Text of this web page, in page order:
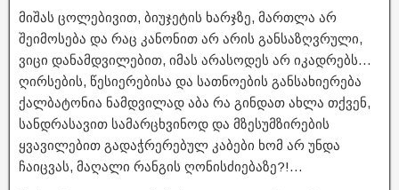
მიშას ცოლებივით, ბიუჯეტის ხარჯზე, მართლა არ
შეიმოსება და რაც კანონით არ არის განსაზღვრული,
ვიცი დანამდვილებით, იმას არასოდეს არ იკადრებს…
ღირსების, წესიერებისა და სათნოების განსახიერება
ქალბატონია ნამდვილად აბა რა გინდათ ახლა თქვენ,
სანდრასავით სამარცხვინოდ და მზესუმზირების
ყვავილებით გადაჭრერებულ კაბები ხომ არ უნდა
ჩაიცვას, მაღალი რანგის ღონისძიებაზე?!…